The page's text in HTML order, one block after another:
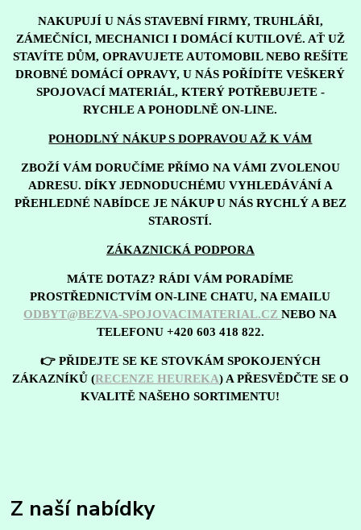
NAKUPUJÍ U NÁS STAVEBNÍ FIRMY, TRUHLÁŘI,
ZÁMEČNÍCI, MECHANICI I DOMÁCÍ KUTILOVÉ. AŤ UŽ
STAVÍTE DŮM, OPRAVUJETE AUTOMOBIL NEBO REŠÍTE
DROBNÉ DOMÁCÍ OPRAVY, U NÁS POŘÍDÍTE VEŠKERÝ
SPOJOVACÍ MATERIÁL, KTERÝ POTŘEBUJETE -
RYCHLE A POHODLNĚ ON-LINE.
POHODLNÝ NÁKUP S DOPRAVOU AŽ K VÁM
ZBOŽÍ VÁM DORUČÍME PŘÍMO NA VÁMI ZVOLENOU
ADRESU. DÍKY JEDNODUCHÉMU VYHLEDÁVÁNÍ A
PŘEHLEDNÉ NABÍDCE JE NÁKUP U NÁS RYCHLÝ A BEZ
STAROSTÍ.
ZÁKAZNICKÁ PODPORA
MÁTE DOTAZ? RÁDI VÁM PORADÍME
PROSTŘEDNICTVÍM ON-LINE CHATU, NA EMAILU
ODBYT@BEZVA-SPOJOVACIMATERIAL.CZNEBO NA
TELEFONU +420 603 418 822.
👉 PŘIDEJTE SE KE STOVKÁM SPOKOJENÝCH
ZÁKAZNÍKŮ (RECENZE HEUREKA) A PŘESVĚDČTE SE O
KVALITĚ NAŠEHO SORTIMENTU!
Z naší nabídky